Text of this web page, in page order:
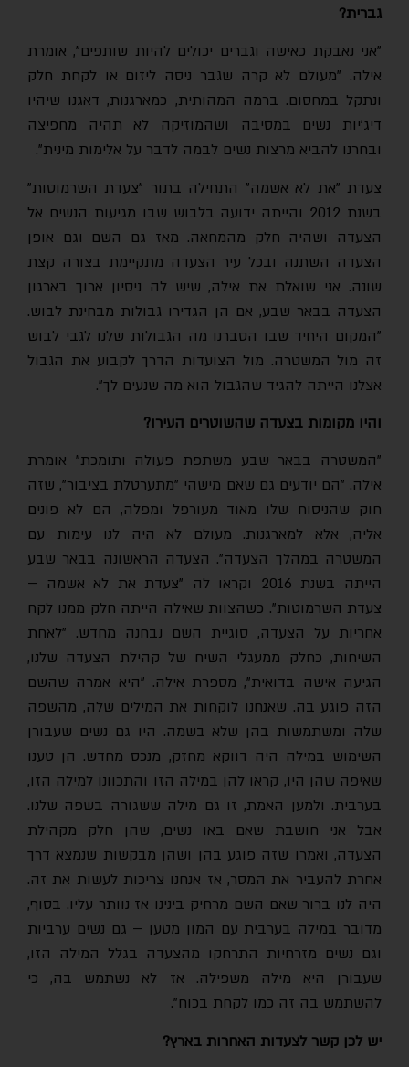
גברית?
"אני נאבקת כאישה וגברים יכולים להיות שותפים", אומרת
אילה. "מעולם לא קרה שגבר ניסה ליזום או לקחת חלק
ונתקל במחסום. ברמה המהותית, כמארגנות, דאגנו שיהיו
דיג'יות נשים במסיבה ושהמוזיקה לא תהיה מחפיצה
ובחרנו להביא מרצות נשים לבמה לדבר על אלימות מינית".
צעדת "את לא אשמה" התחילה בתור "צעדת השרמוטות"
בשנת 2012 והייתה ידועה בלבוש שבו מגיעות הנשים אל
הצעדה ושהיה חלק מהמחאה. מאז גם השם וגם אופן
הצעדה השתנה ובכל עיר הצעדה מתקיימת בצורה קצת
שונה. אני שואלת את אילה, שיש לה ניסיון ארוך בארגון
הצעדה בבאר שבע, אם הן הגדירו גבולות מבחינת לבוש.
"המקום היחיד שבו הסברנו מה הגבולות שלנו לגבי לבוש
זה מול המשטרה. מול הצועדות הדרך לקבוע את הגבול
אצלנו הייתה להגיד שהגבול הוא מה שנעים לך".
והיו מקומות בצעדה שהשוטרים העירו?
"המשטרה בבאר שבע משתפת פעולה ותומכת" אומרת
אילה. "הם יודעים גם שאם מישהי "מתערטלת בציבור", שזה
חוק שהניסוח שלו מאוד מעורפל ומפלה, הם לא פונים
אליה, אלא למארגנות. מעולם לא היה לנו עימות עם
המשטרה במהלך הצעדה". הצעדה הראשונה בבאר שבע
הייתה בשנת 2016 וקראו לה "צעדת את לא אשמה –
צעדת השרמוטות". כשהצוות שאילה הייתה חלק ממנו לקח
אחריות על הצעדה, סוגיית השם נבחנה מחדש. "לאחת
השיחות, כחלק ממעגלי השיח של קהילת הצעדה שלנו,
הגיעה אישה בדואית", מספרת אילה. "היא אמרה שהשם
הזה פוגע בה. שאנחנו לוקחות את המילים שלה, מהשפה
שלה ומשתמשות בהן שלא בשמה. היו גם נשים שעבורן
השימוש במילה היה דווקא מחזק, מנכס מחדש. הן טענו
שאיפה שהן היו, קראו להן במילה הזו והתכוונו למילה הזו,
בערבית. ולמען האמת, זו גם מילה ששגורה בשפה שלנו.
אבל אני חושבת שאם באו נשים, שהן חלק מקהילת
הצעדה, ואמרו שזה פוגע בהן ושהן מבקשות שנמצא דרך
אחרת להעביר את המסר, אז אנחנו צריכות לעשות את זה.
היה לנו ברור שאם השם מרחיק בינינו אז נוותר עליו. בסוף,
מדובר במילה בערבית עם המון מטען – גם נשים ערביות
וגם נשים מזרחיות התרחקו מהצעדה בגלל המילה הזו,
שעבורן היא מילה משפילה. אז לא נשתמש בה, כי
להשתמש בה זה כמו לקחת בכוח".
יש לכן קשר לצעדות האחרות בארץ?